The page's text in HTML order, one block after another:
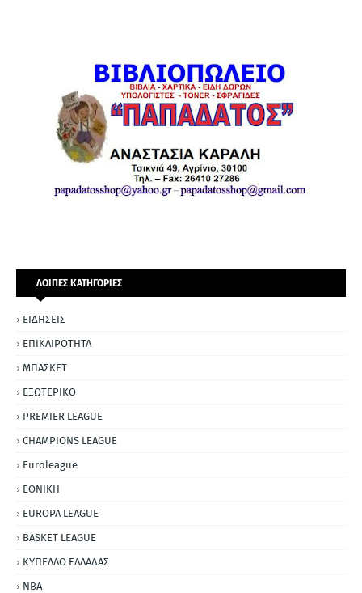
ΛΟΙΠΕΣ ΚΑΤΗΓΟΡΙΕΣ
ΕΙΔΗΣΕΙΣ
ΕΠΙΚΑΙΡΟΤΗΤΑ
ΜΠΑΣΚΕΤ
ΕΞΩΤΕΡΙΚΟ
PREMIER LEAGUE
CHAMPIONS LEAGUE
Euroleague
ΕΘΝΙΚΗ
EUROPA LEAGUE
BASKET LEAGUE
ΚΥΠΕΛΛΟ ΕΛΛΑΔΑΣ
NBA